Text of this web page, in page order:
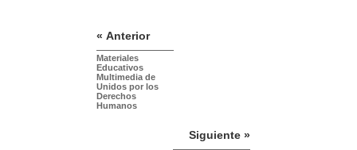
« Anterior
Materiales
Educativos
Multimedia de
Unidos por los
Derechos
Humanos
Siguiente »